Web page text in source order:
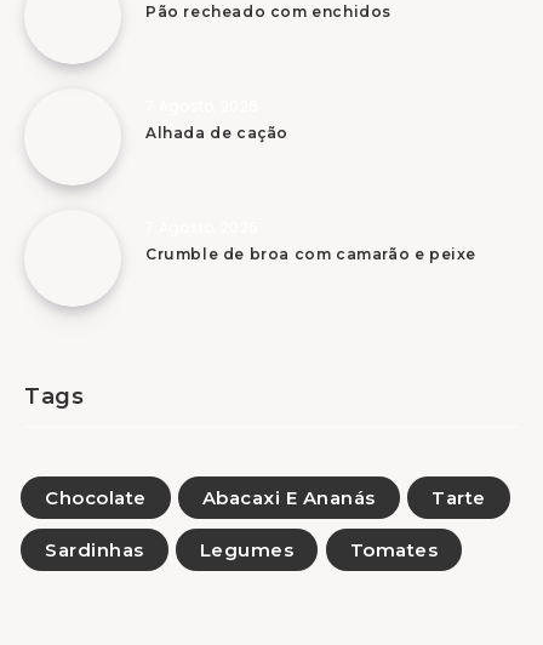
Pão recheado com enchidos
Alhada de cação
Crumble de broa com camarão e peixe
Tags
Chocolate Abacaxi E Ananás Tarte
Sardinhas Legumes Tomates